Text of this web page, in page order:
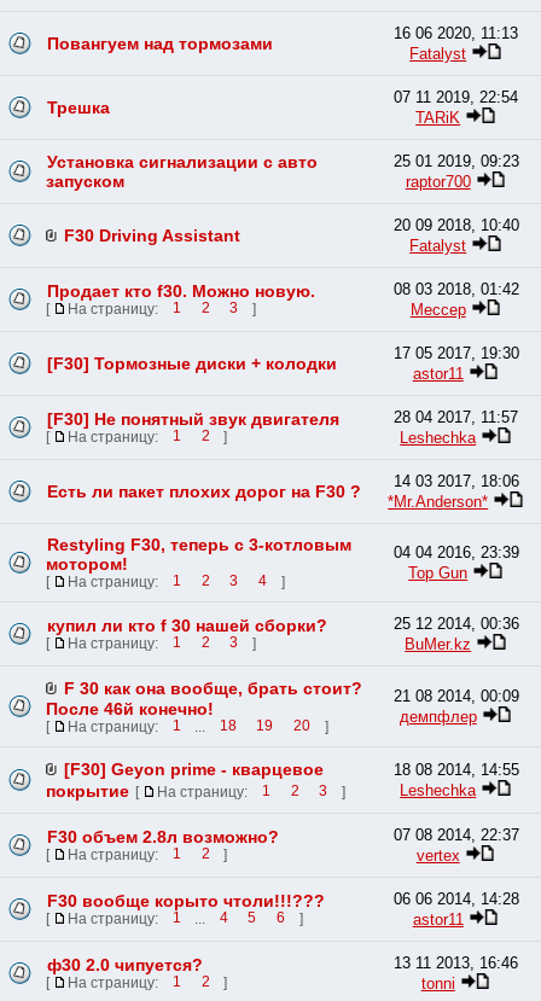
Повангуем над тормозами
16 06 2020, 11:13
Fatalyst
Трешка
07 11 2019, 22:54
TARiK
Установка сигнализации с авто
запуском
25 01 2019, 09:23
raptor700
F30 Driving Assistant
20 09 2018, 10:40
Fatalyst
Продает кто f30. Можно новую.
[ На страницу: 1 2 3 ]
08 03 2018, 01:42
Мессер
[F30] Тормозные диски + колодки
17 05 2017, 19:30
astor11
[F30] Не понятный звук двигателя
[ На страницу: 1 2 ]
28 04 2017, 11:57
Leshechka
Есть ли пакет плохих дорог на F30 ?
14 03 2017, 18:06
*Mr.Anderson*
Restyling F30, теперь с 3-котловым
мотором!
[ На страницу: 1 2 3 4 ]
04 04 2016, 23:39
Top Gun
купил ли кто f 30 нашей сборки?
[ На страницу: 1 2 3 ]
25 12 2014, 00:36
BuMer.kz
F 30 как она вообще, брать стоит?
После 46й конечно!
[ На страницу: 1 ... 18 19 20 ]
21 08 2014, 00:09
демпфлер
[F30] Geyon prime - кварцевое
покрытие [ На страницу: 1 2 3 ]
18 08 2014, 14:55
Leshechka
F30 объем 2.8л возможно?
[ На страницу: 1 2 ]
07 08 2014, 22:37
vertex
F30 вообще корыто чтоли!!!???
[ На страницу: 1 ... 4 5 6 ]
06 06 2014, 14:28
astor11
ф30 2.0 чипуется?
[ На страницу: 1 2 ]
13 11 2013, 16:46
tonni